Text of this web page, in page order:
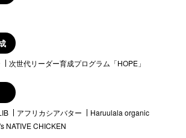
次世代リーダー育成プログラム「HOPE」
アフリカシアバター
Haruulala organic
NATIVE CHICKEN